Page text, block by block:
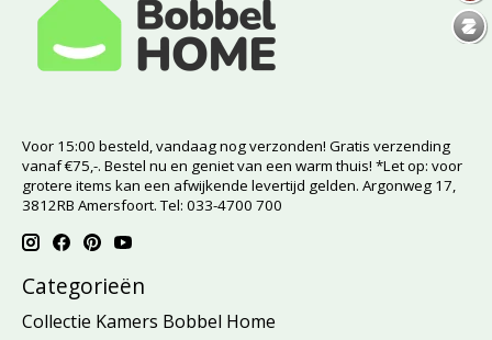
Voor 15:00 besteld, vandaag nog verzonden! Gratis verzending
vanaf €75,-. Bestel nu en geniet van een warm thuis! *Let op: voor
grotere items kan een afwijkende levertijd gelden. Argonweg 17,
3812RB Amersfoort. Tel: 033-4700 700
Categorieën
Collectie Kamers Bobbel Home